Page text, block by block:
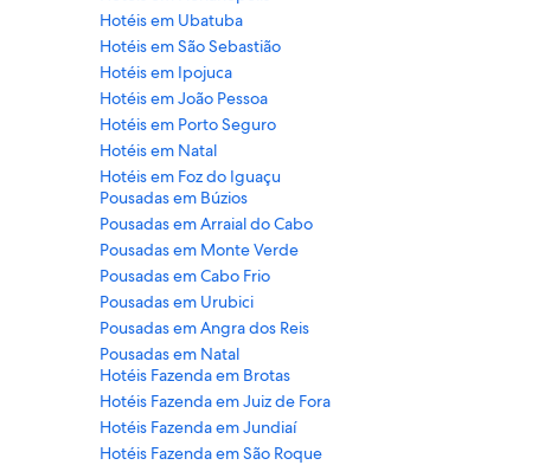
Hotéis em Ubatuba
Hotéis em São Sebastião
Hotéis em Ipojuca
Hotéis em João Pessoa
Hotéis em Porto Seguro
Hotéis em Natal
Hotéis em Foz do Iguaçu
Pousadas em Búzios
Pousadas em Arraial do Cabo
Pousadas em Monte Verde
Pousadas em Cabo Frio
Pousadas em Urubici
Pousadas em Angra dos Reis
Pousadas em Natal
Hotéis Fazenda em Brotas
Hotéis Fazenda em Juiz de Fora
Hotéis Fazenda em Jundiaí
Hotéis Fazenda em São Roque